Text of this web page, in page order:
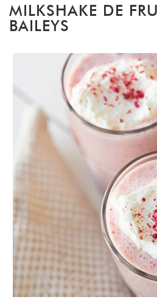
MILKSHAKE DE
BAILEYS